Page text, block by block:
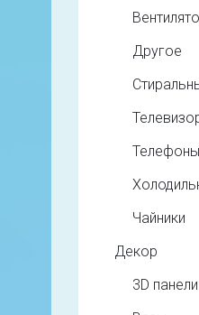
Другое
Телефоны
Чайники
Декор
3D панели